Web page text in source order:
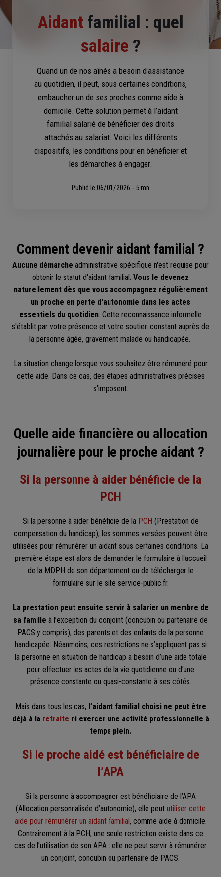
Aidant familial : quel
salaire ?
Quand un de nos aînés a besoin d’assistance
au quotidien, il peut, sous certaines conditions,
embaucher un de ses proches comme aide à
domicile. Cette solution permet à l’aidant
familial salarié de bénéficier des droits
attachés au salariat. Voici les différents
dispositifs, les conditions pour en bénéficier et
les démarches à engager.
Publié le 06/01/2026 - 5 mn
Comment devenir aidant familial ?
Aucune démarche administrative spécifique n'est requise pour
obtenir le statut d'aidant familial. Vous le devenez
naturellement dès que vous accompagnez régulièrement
un proche en perte d'autonomie dans les actes
essentiels du quotidien. Cette reconnaissance informelle
s'établit par votre présence et votre soutien constant auprès de
la personne âgée, gravement malade ou handicapée.
La situation change lorsque vous souhaitez être rémunéré pour
cette aide. Dans ce cas, des étapes administratives précises
s'imposent.
Quelle aide financière ou allocation
journalière pour le proche aidant ?
Si la personne à aider bénéficie de la
PCH
Si la personne à aider bénéficie de la PCH (Prestation de
compensation du handicap), les sommes versées peuvent être
utilisées pour rémunérer un aidant sous certaines conditions. La
première étape est alors de demander le formulaire à l'accueil
de la MDPH de son département ou de télécharger le
formulaire sur le site service-public.fr.
La prestation peut ensuite servir à salarier un membre de
sa famille à l’exception du conjoint (concubin ou partenaire de
PACS y compris), des parents et des enfants de la personne
handicapée. Néanmoins, ces restrictions ne s’appliquent pas si
la personne en situation de handicap a besoin d’une aide totale
pour effectuer les actes de la vie quotidienne ou d’une
présence constante ou quasi-constante à ses côtés.
Mais dans tous les cas, l’aidant familial choisi ne peut être
déjà à la retraite ni exercer une activité professionnelle à
temps plein.
Si le proche aidé est bénéficiaire de
l’APA
Si la personne à accompagner est bénéficiaire de l’APA
(Allocation personnalisée d’autonomie), elle peut utiliser cette
aide pour rémunérer un aidant familial, comme aide à domicile.
Contrairement à la PCH, une seule restriction existe dans ce
cas de l’utilisation de son APA : elle ne peut servir à rémunérer
un conjoint, concubin ou partenaire de PACS.